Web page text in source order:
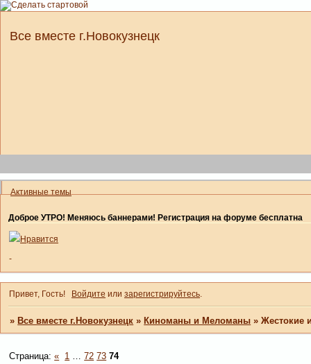
Все вместе г.Новокузнецк
Активные темы
Доброе УТРО! Меняюсь баннерами! Регистрация на форуме бесплатна
Нравится
-
Привет, Гость! Войдите или зарегистрируйтесь.
»Все вместе г.Новокузнецк »Киноманы и Меломаны »Жестокие
Страница:« 1 … 72 73 74